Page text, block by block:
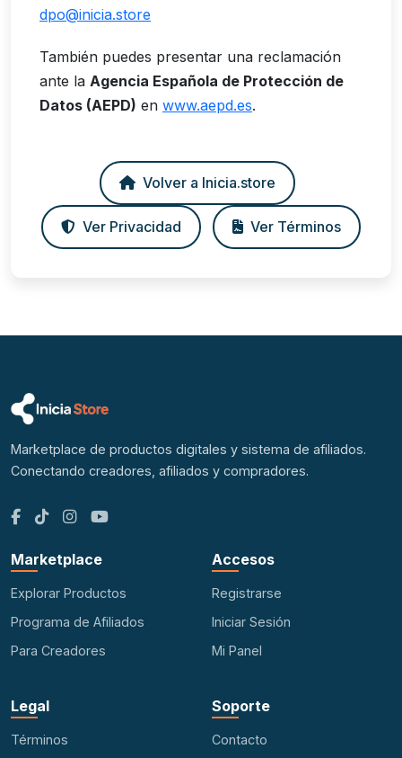
dpo@inicia.store
También puedes presentar una reclamación
ante la Agencia Española de Protección de
Datos (AEPD) en www.aepd.es.
Volver a Inicia.store
Ver Privacidad Ver Términos
Marketplace de productos digitales y sistema de afiliados.
Conectando creadores, afiliados y compradores.
Facebook
TikTokInstagram
YouTube
Marketplace
Explorar Productos
Programa de Afiliados
Para Creadores
Accesos
Registrarse
Iniciar Sesión
Mi Panel
Legal
Términos
Soporte
Contacto